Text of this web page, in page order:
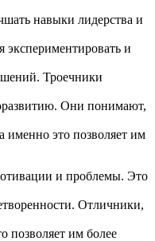
навыки лидерства и
экспериментировать и
Троечники
Они понимают,
именно это позволяет им
и проблемы. Это
Отличники,
позволяет им более